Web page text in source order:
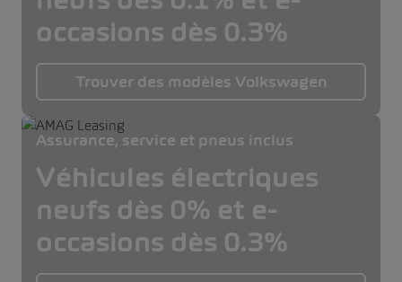
occasions dès 0.3%
Trouver des modèles Volkswagen
Assurance, service et pneus inclus
Véhicules électriques
neufs dès 0% et e-
occasions dès 0.3%